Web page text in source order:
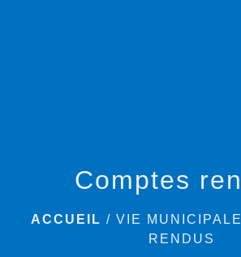
Comptes
ACCUEIL / VIE MUNICIPALE
RENDUS